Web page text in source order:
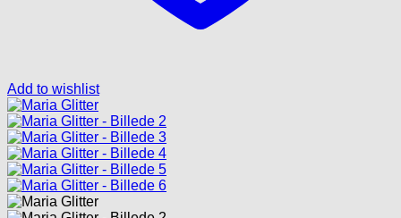
Add to wishlist